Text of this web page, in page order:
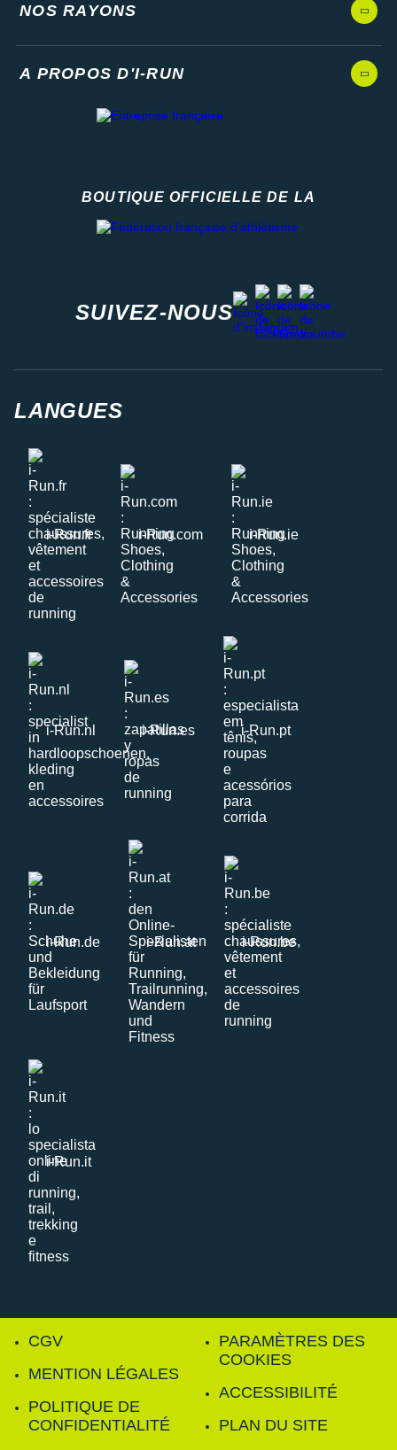
NOS RAYONS
A PROPOS D'I-RUN
BOUTIQUE OFFICIELLE DE LA
SUIVEZ-NOUS
instagram
facebook
stravayoutube
LANGUES
i-Run.fr i-Run.com i-Run.ie
i-Run.nl i-Run.es i-Run.pt
i-Run.de i-Run.at i-Run.be
i-Run.it
CGV
MENTION LÉGALES
POLITIQUE DE
CONFIDENTIALITÉ
PARAMÈTRES DES
COOKIES
ACCESSIBILITÉ
PLAN DU SITE